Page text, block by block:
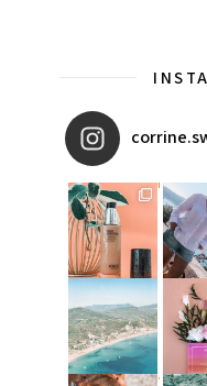
או
ככה. . .